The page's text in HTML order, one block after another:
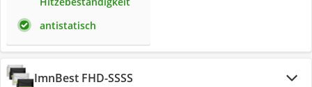
antistatisch
ImnBest FHD-SSSS